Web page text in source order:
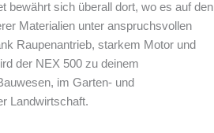
bewährt sich überall dort, wo es auf den
Materialien unter anspruchsvollen
Raupenantrieb, starkem Motor und
der NEX 500 zu deinem
im Garten- und
Landwirtschaft.